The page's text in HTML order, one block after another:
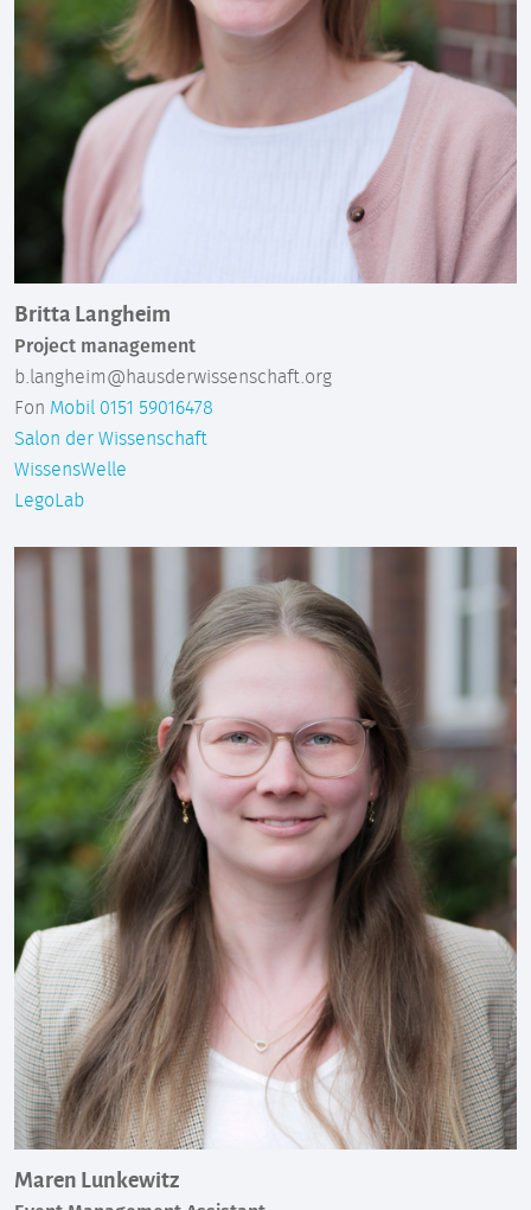
Britta Langheim
Project management
b.langheim@hausderwissenschaft.org
Fon Mobil 0151 59016478
Salon der Wissenschaft
WissensWelle
LegoLab
Maren Lunkewitz